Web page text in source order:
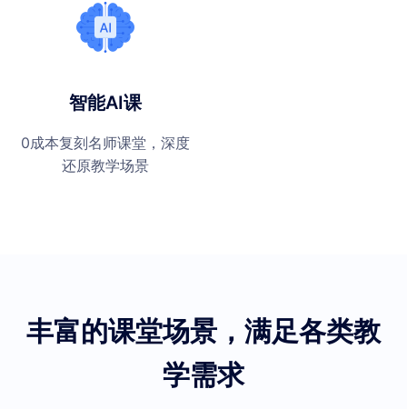
智能AI课
0成本复刻名师课堂，深度
还原教学场景
丰富的课堂场景，满足各类教
学需求